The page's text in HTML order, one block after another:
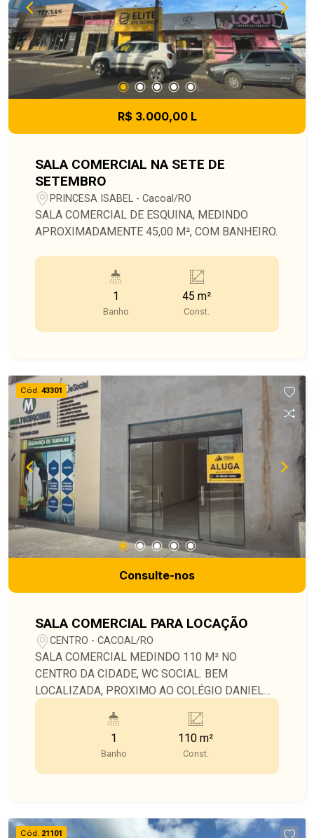
R$ 3.000,00 L
SALA COMERCIAL NA SETE DE
SETEMBRO
PRINCESA ISABEL - Cacoal/RO
SALA COMERCIAL DE ESQUINA, MEDINDO
APROXIMADAMENTE 45,00 M², COM BANHEIRO.
1
Banho
45 m²
Const.
Cód. 43301
Consulte-nos
SALA COMERCIAL PARA LOCAÇÃO
CENTRO - CACOAL/RO
SALA COMERCIAL MEDINDO 110 M² NO
CENTRO DA CIDADE, WC SOCIAL. BEM
LOCALIZADA, PROXIMO AO COLÉGIO DANIEL
BERG.
1
Banho
110 m²
Const.
Cód. 21101